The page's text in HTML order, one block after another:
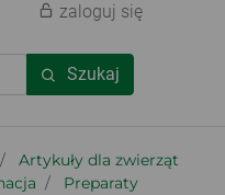
Szukaj
zaloguj się
Artykuły dla zwierząt
Preparaty